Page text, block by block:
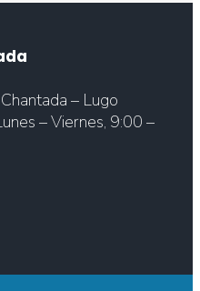
– Lugo
– Viernes, 9:00 –